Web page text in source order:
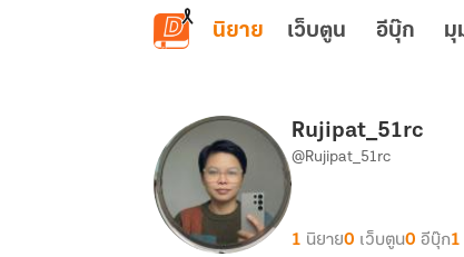
ข้ามไปยังเนื้อหาหลัก
นิยาย เว็บตูน อีบุ๊ก มุ
Rujipat_51rc
@Rujipat_51rc
1 นิยาย0 เว็บตูน0 อีบุ๊ก1